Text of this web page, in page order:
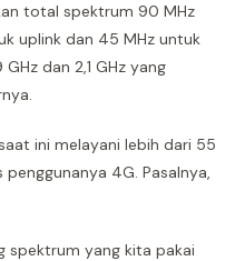
total spektrum 90 MHz
uplink dan 45 MHz untuk
dan 2,1 GHz yang
ini melayani lebih dari 55
4G. Pasalnya,
spektrum yang kita pakai